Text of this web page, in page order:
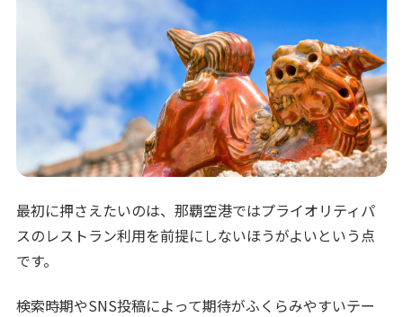
最初に押さえたいのは、那覇空港ではプライオリティパ
スのレストラン利用を前提にしないほうがよいという点
です。
検索時期やSNS投稿によって期待がふくらみやすいテー